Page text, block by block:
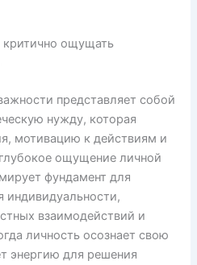
ощущать
представляет собой
нужду, которая
мотивацию к действиям и
ощущение личной
фундамент для
индивидуальности,
взаимодействий и
личность осознает свою
энергию для решения